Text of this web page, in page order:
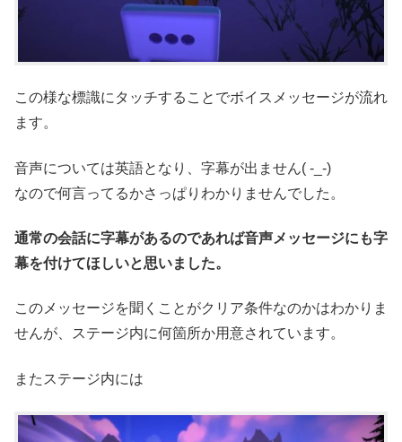
この様な標識にタッチすることでボイスメッセージが流れ
ます。
音声については英語となり、字幕が出ません( -_-)
なので何言ってるかさっぱりわかりませんでした。
通常の会話に字幕があるのであれば音声メッセージにも字
幕を付けてほしいと思いました。
このメッセージを聞くことがクリア条件なのかはわかりま
せんが、ステージ内に何箇所か用意されています。
またステージ内には